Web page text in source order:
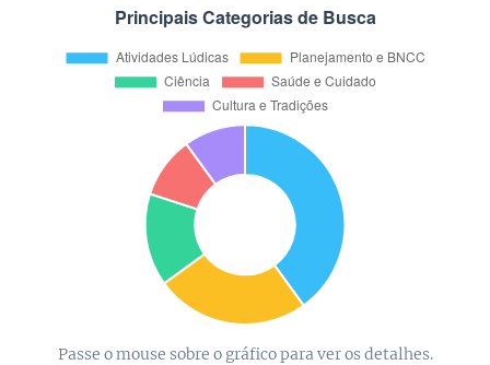
Passe o mouse sobre o gráfico para ver os detalhes.